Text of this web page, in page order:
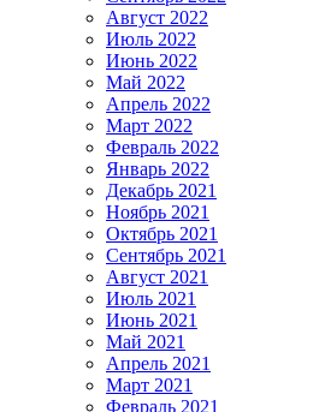
Август 2022
Июль 2022
Июнь 2022
Май 2022
Апрель 2022
Март 2022
Февраль 2022
Январь 2022
Декабрь 2021
Ноябрь 2021
Октябрь 2021
Сентябрь 2021
Август 2021
Июль 2021
Июнь 2021
Май 2021
Апрель 2021
Март 2021
Февраль 2021